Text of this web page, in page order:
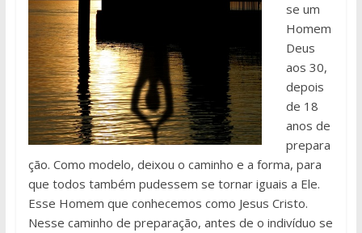
se um
Homem
Deus
aos 30,
depois
de 18
anos de
prepara
ção. Como modelo, deixou o caminho e a forma, para
que todos também pudessem se tornar iguais a Ele.
Esse Homem que conhecemos como Jesus Cristo.
Nesse caminho de preparação, antes de o indivíduo se